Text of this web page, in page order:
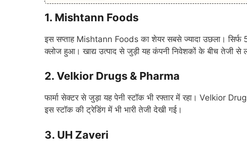
1. Mishtann Foods
इस सप्ताह Mishtann Foods का शेयर सबसे ज्यादा उछला। सिर्फ 5
क्लोज हुआ। खाद्य उत्पाद से जुड़ी यह कंपनी निवेशकों के बीच तेजी से
2. Velkior Drugs & Pharma
फार्मा सेक्टर से जुड़ा यह पेनी स्टॉक भी रफ्तार में रहा। Velkior
इस स्टॉक की ट्रेडिंग में भी भारी तेजी देखी गई।
3. UH Zaveri